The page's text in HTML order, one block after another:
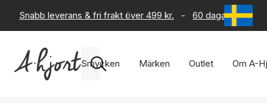
Snabb leverans & fri frakt över 499 kr. - 60 dagars
Smycken Märken Outlet Om A-